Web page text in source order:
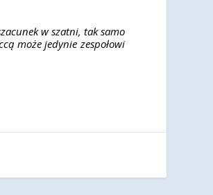
w szatni, tak samo
może jedynie zespołowi